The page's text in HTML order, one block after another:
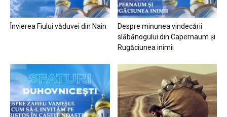
Învierea Fiului văduvei din Nain
Despre minunea vindecării
slăbănogului din Capernaum și
Rugăciunea inimii